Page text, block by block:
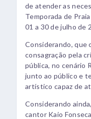
de atender as
Temporada de
01 a 30 de julho de
Considerando, que
consagração pela
pública, no cenário
junto ao público e
artístico capaz de
Considerando
cantor Kaio